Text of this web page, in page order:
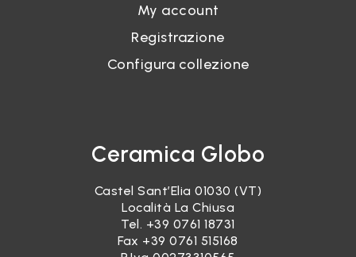
My account
Registrazione
Configura collezione
Ceramica Globo
Castel Sant’Elia 01030 (VT)
Località La Chiusa
Tel. +39 0761 18731
Fax +39 0761 515168